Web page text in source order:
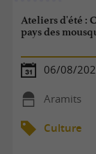
Ateliers d'été :
pays des
06/08/
Aramits
Culture